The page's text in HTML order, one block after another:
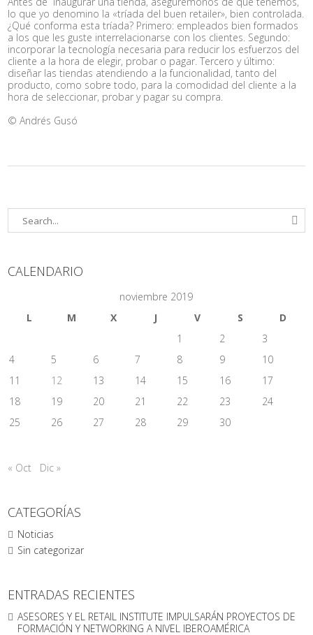
lo que yo denomino la «tríada del buen retailer», bien controlada.
¿Qué conforma esta tríada? Primero: empleados bien formados
a los que les guste interrelacionarse con los clientes. Segundo:
incorporar la tecnología necesaria para reducir los esfuerzos del
cliente a la hora de elegir, probar o pagar. Tercero y último:
diseñar las tiendas atendiendo a la funcionalidad, tanto del
producto, como sobre todo, para la comodidad del cliente a la
hora de seleccionar, probar y pagar su compra.
© Andrés Gusó
CALENDARIO
noviembre 2019
L
M X J V S
D
1
2
3
4
5 6 7 8 9
10
11
12 13 14 15 16
17
18
19 20 21 22 23
24
25
26 27 28 29 30
« Oct Dic »
CATEGORÍAS
Noticias
Sin categorizar
ENTRADAS RECIENTES
ASESORES Y EL RETAIL INSTITUTE IMPULSARÁN PROYECTOS DE
FORMACIÓN Y NETWORKING A NIVEL IBEROAMÉRICA